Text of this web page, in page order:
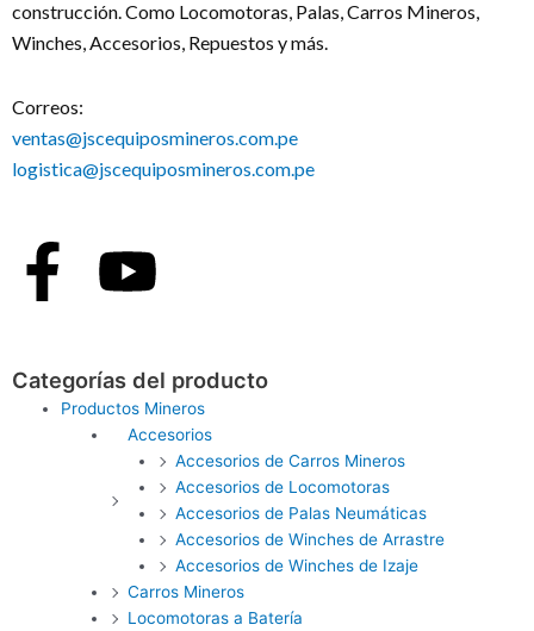
construcción. Como Locomotoras, Palas, Carros Mineros,
Winches, Accesorios, Repuestos y más.
Correos:
ventas@jscequiposmineros.com.pe
logistica@jscequiposmineros.com.pe
Facebook-
Youtube
Categorías del producto
Productos Mineros
Accesorios
Accesorios de Carros Mineros
Accesorios de Locomotoras
Accesorios de Palas Neumáticas
Accesorios de Winches de Arrastre
Accesorios de Winches de Izaje
Carros Mineros
Locomotoras a Batería